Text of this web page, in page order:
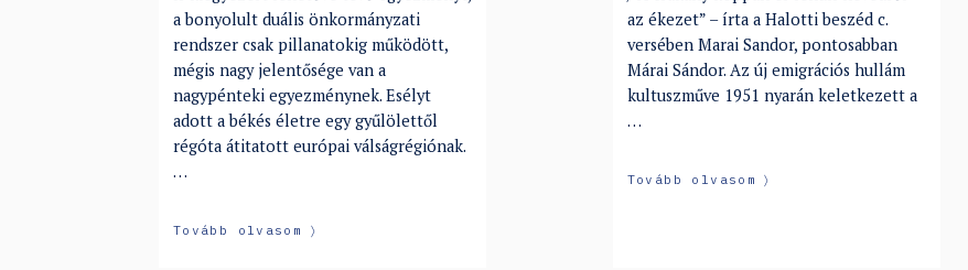
a bonyolult duális önkormányzati
rendszer csak pillanatokig működött,
mégis nagy jelentősége van a
nagypénteki egyezménynek. Esélyt
adott a békés életre egy gyűlölettől
régóta átitatott európai válságrégiónak.
…
Tovább olvasom
az ékezet” – írta a Halotti beszéd c.
versében Marai Sandor, pontosabban
Márai Sándor. Az új emigrációs hullám
kultuszműve 1951 nyarán keletkezett a
…
Tovább olvasom